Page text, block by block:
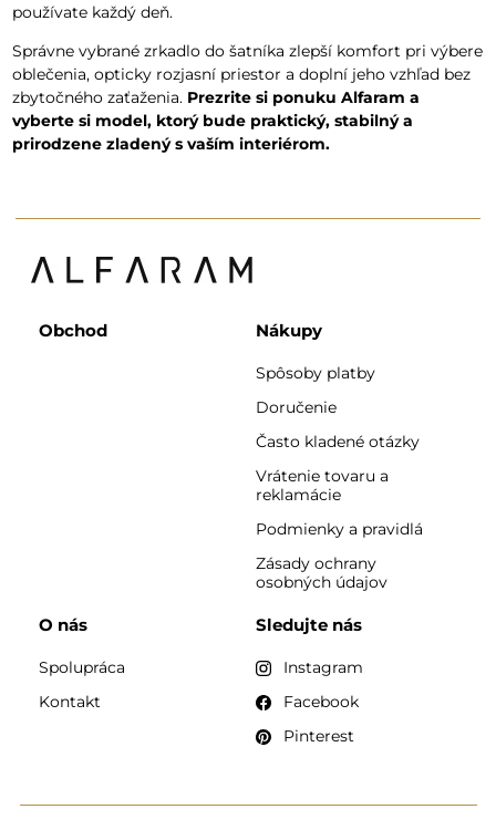
používate každý deň.
Správne vybrané zrkadlo do šatníka zlepší komfort pri výbere
oblečenia, opticky rozjasní priestor a doplní jeho vzhľad bez
zbytočného zaťaženia. Prezrite si ponuku Alfaram a
vyberte si model, ktorý bude praktický, stabilný a
prirodzene zladený s vaším interiérom.
Obchod Nákupy
Spôsoby platby
Doručenie
Často kladené otázky
Vrátenie tovaru a
reklamácie
Podmienky a pravidlá
Zásady ochrany
osobných údajov
O nás
Spolupráca
Kontakt
Sledujte nás
Instagram
Facebook
Pinterest